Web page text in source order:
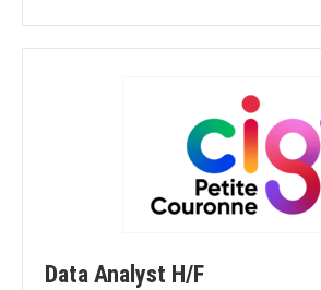
Data Analyst H/F